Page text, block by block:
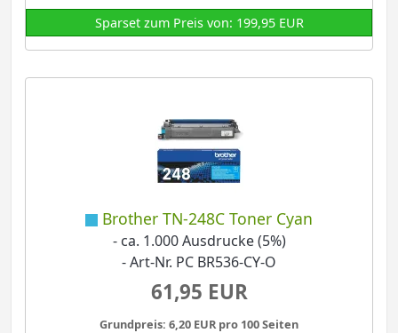
Sparset zum Preis von: 199,95 EUR
Brother TN-248C Toner Cyan
- ca. 1.000 Ausdrucke (5%)
- Art-Nr. PC BR536-CY-O
61,95 EUR
Grundpreis: 6,20 EUR pro 100 Seiten